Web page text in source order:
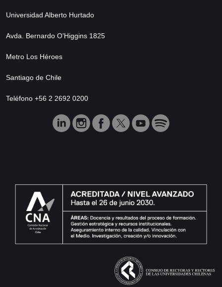
Universidad Alberto Hurtado
Avda. Bernardo O’Higgins 1825
Metro Los Héroes
Santiago de Chile
Teléfono +56 2 2692 0200